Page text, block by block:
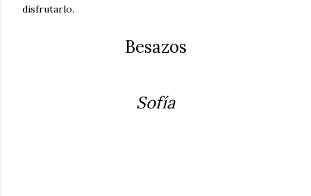
disfrutarlo.
Besazos
Sofía